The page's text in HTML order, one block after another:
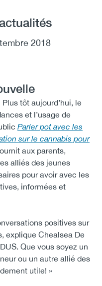
2018
tôt aujourd’hui, le
et l’usage de
Parler pot avec les
sur le cannabis pour
aux parents,
alliés des jeunes
pour avoir avec les
informées et
positives sur
explique Chealsea De
Que vous soyez un
ou un autre allié des
utile! »